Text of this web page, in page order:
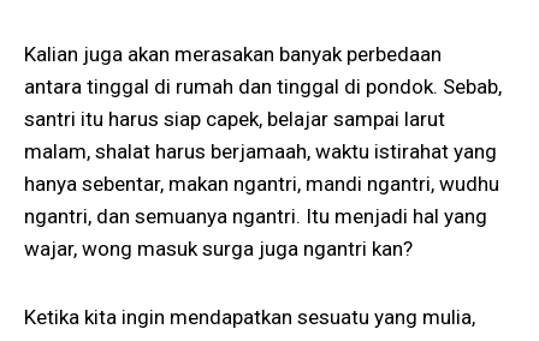
Kalian juga akan merasakan banyak perbedaan
antara tinggal di rumah dan tinggal di pondok. Sebab,
santri itu harus siap capek, belajar sampai larut
malam, shalat harus berjamaah, waktu istirahat yang
hanya sebentar, makan ngantri, mandi ngantri, wudhu
ngantri, dan semuanya ngantri. Itu menjadi hal yang
wajar, wong masuk surga juga ngantri kan?
Ketika kita ingin mendapatkan sesuatu yang mulia,